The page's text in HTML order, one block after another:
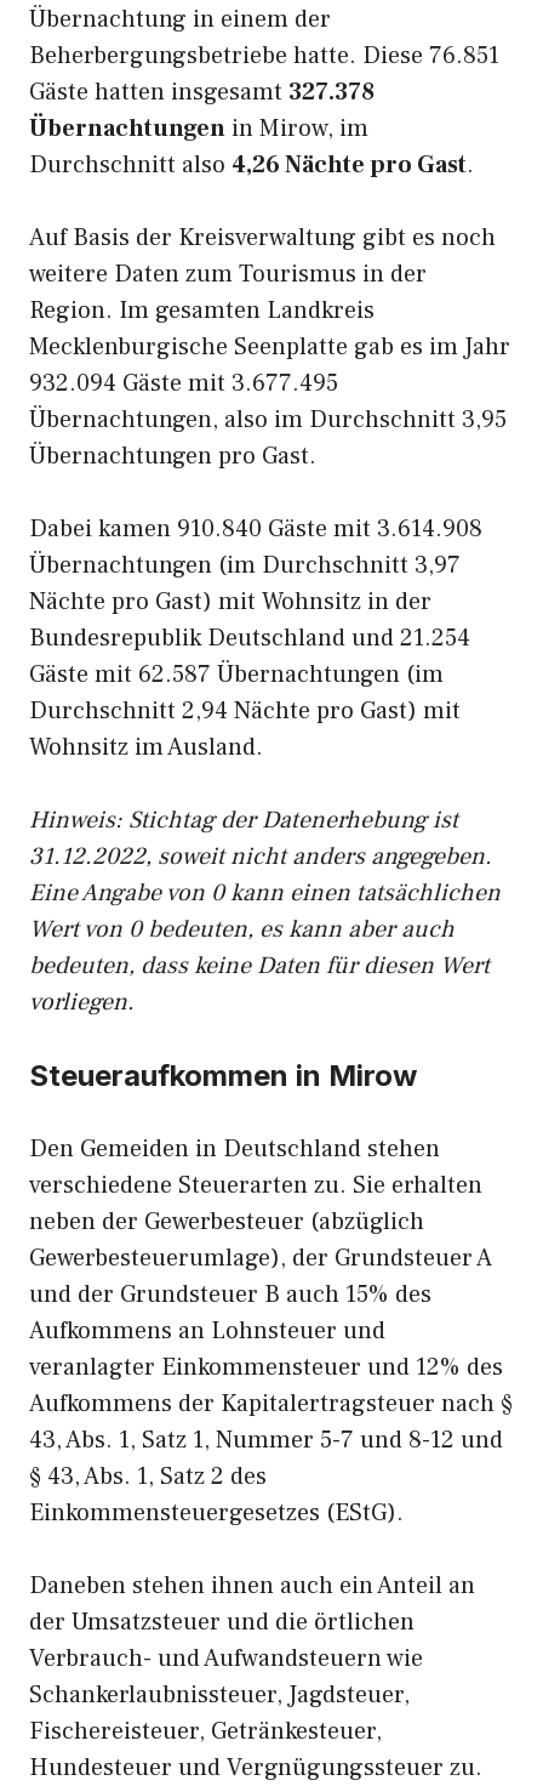
Übernachtung in einem der
Beherbergungsbetriebe hatte. Diese 76.851
Gäste hatten insgesamt 327.378
Übernachtungen in Mirow, im
Durchschnitt also 4,26 Nächte pro Gast.
Auf Basis der Kreisverwaltung gibt es noch
weitere Daten zum Tourismus in der
Region. Im gesamten Landkreis
Mecklenburgische Seenplatte gab es im Jahr
932.094 Gäste mit 3.677.495
Übernachtungen, also im Durchschnitt 3,95
Übernachtungen pro Gast.
Dabei kamen 910.840 Gäste mit 3.614.908
Übernachtungen (im Durchschnitt 3,97
Nächte pro Gast) mit Wohnsitz in der
Bundesrepublik Deutschland und 21.254
Gäste mit 62.587 Übernachtungen (im
Durchschnitt 2,94 Nächte pro Gast) mit
Wohnsitz im Ausland.
Hinweis: Stichtag der Datenerhebung ist
31.12.2022, soweit nicht anders angegeben.
Eine Angabe von 0 kann einen tatsächlichen
Wert von 0 bedeuten, es kann aber auch
bedeuten, dass keine Daten für diesen Wert
vorliegen.
Steueraufkommen in Mirow
Den Gemeiden in Deutschland stehen
verschiedene Steuerarten zu. Sie erhalten
neben der Gewerbesteuer (abzüglich
Gewerbesteuerumlage), der Grundsteuer A
und der Grundsteuer B auch 15% des
Aufkommens an Lohnsteuer und
veranlagter Einkommensteuer und 12% des
Aufkommens der Kapitalertragsteuer nach §
43, Abs. 1, Satz 1, Nummer 5-7 und 8-12 und
§ 43, Abs. 1, Satz 2 des
Einkommensteuergesetzes (EStG).
Daneben stehen ihnen auch ein Anteil an
der Umsatzsteuer und die örtlichen
Verbrauch- und Aufwandsteuern wie
Schankerlaubnissteuer, Jagdsteuer,
Fischereisteuer, Getränkesteuer,
Hundesteuer und Vergnügungssteuer zu.